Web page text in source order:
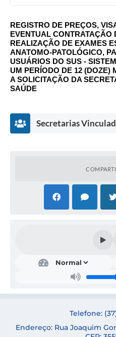
Contratos
Legislação
Termos de Uso & Política de
Links
REGISTRO DE PREÇOS,
EVENTUAL CONTRATAÇÃO
REALIZAÇÃO DE EXAMES
ANATOMO-PATOLÓGICO,
USUÁRIOS DO SUS -
UM PERÍODO DE 12 (DOZE)
A SOLICITAÇÃO DA
SAÚDE
Secretarias
etar
A
Telefone:
Endereço: Rua Joaquim